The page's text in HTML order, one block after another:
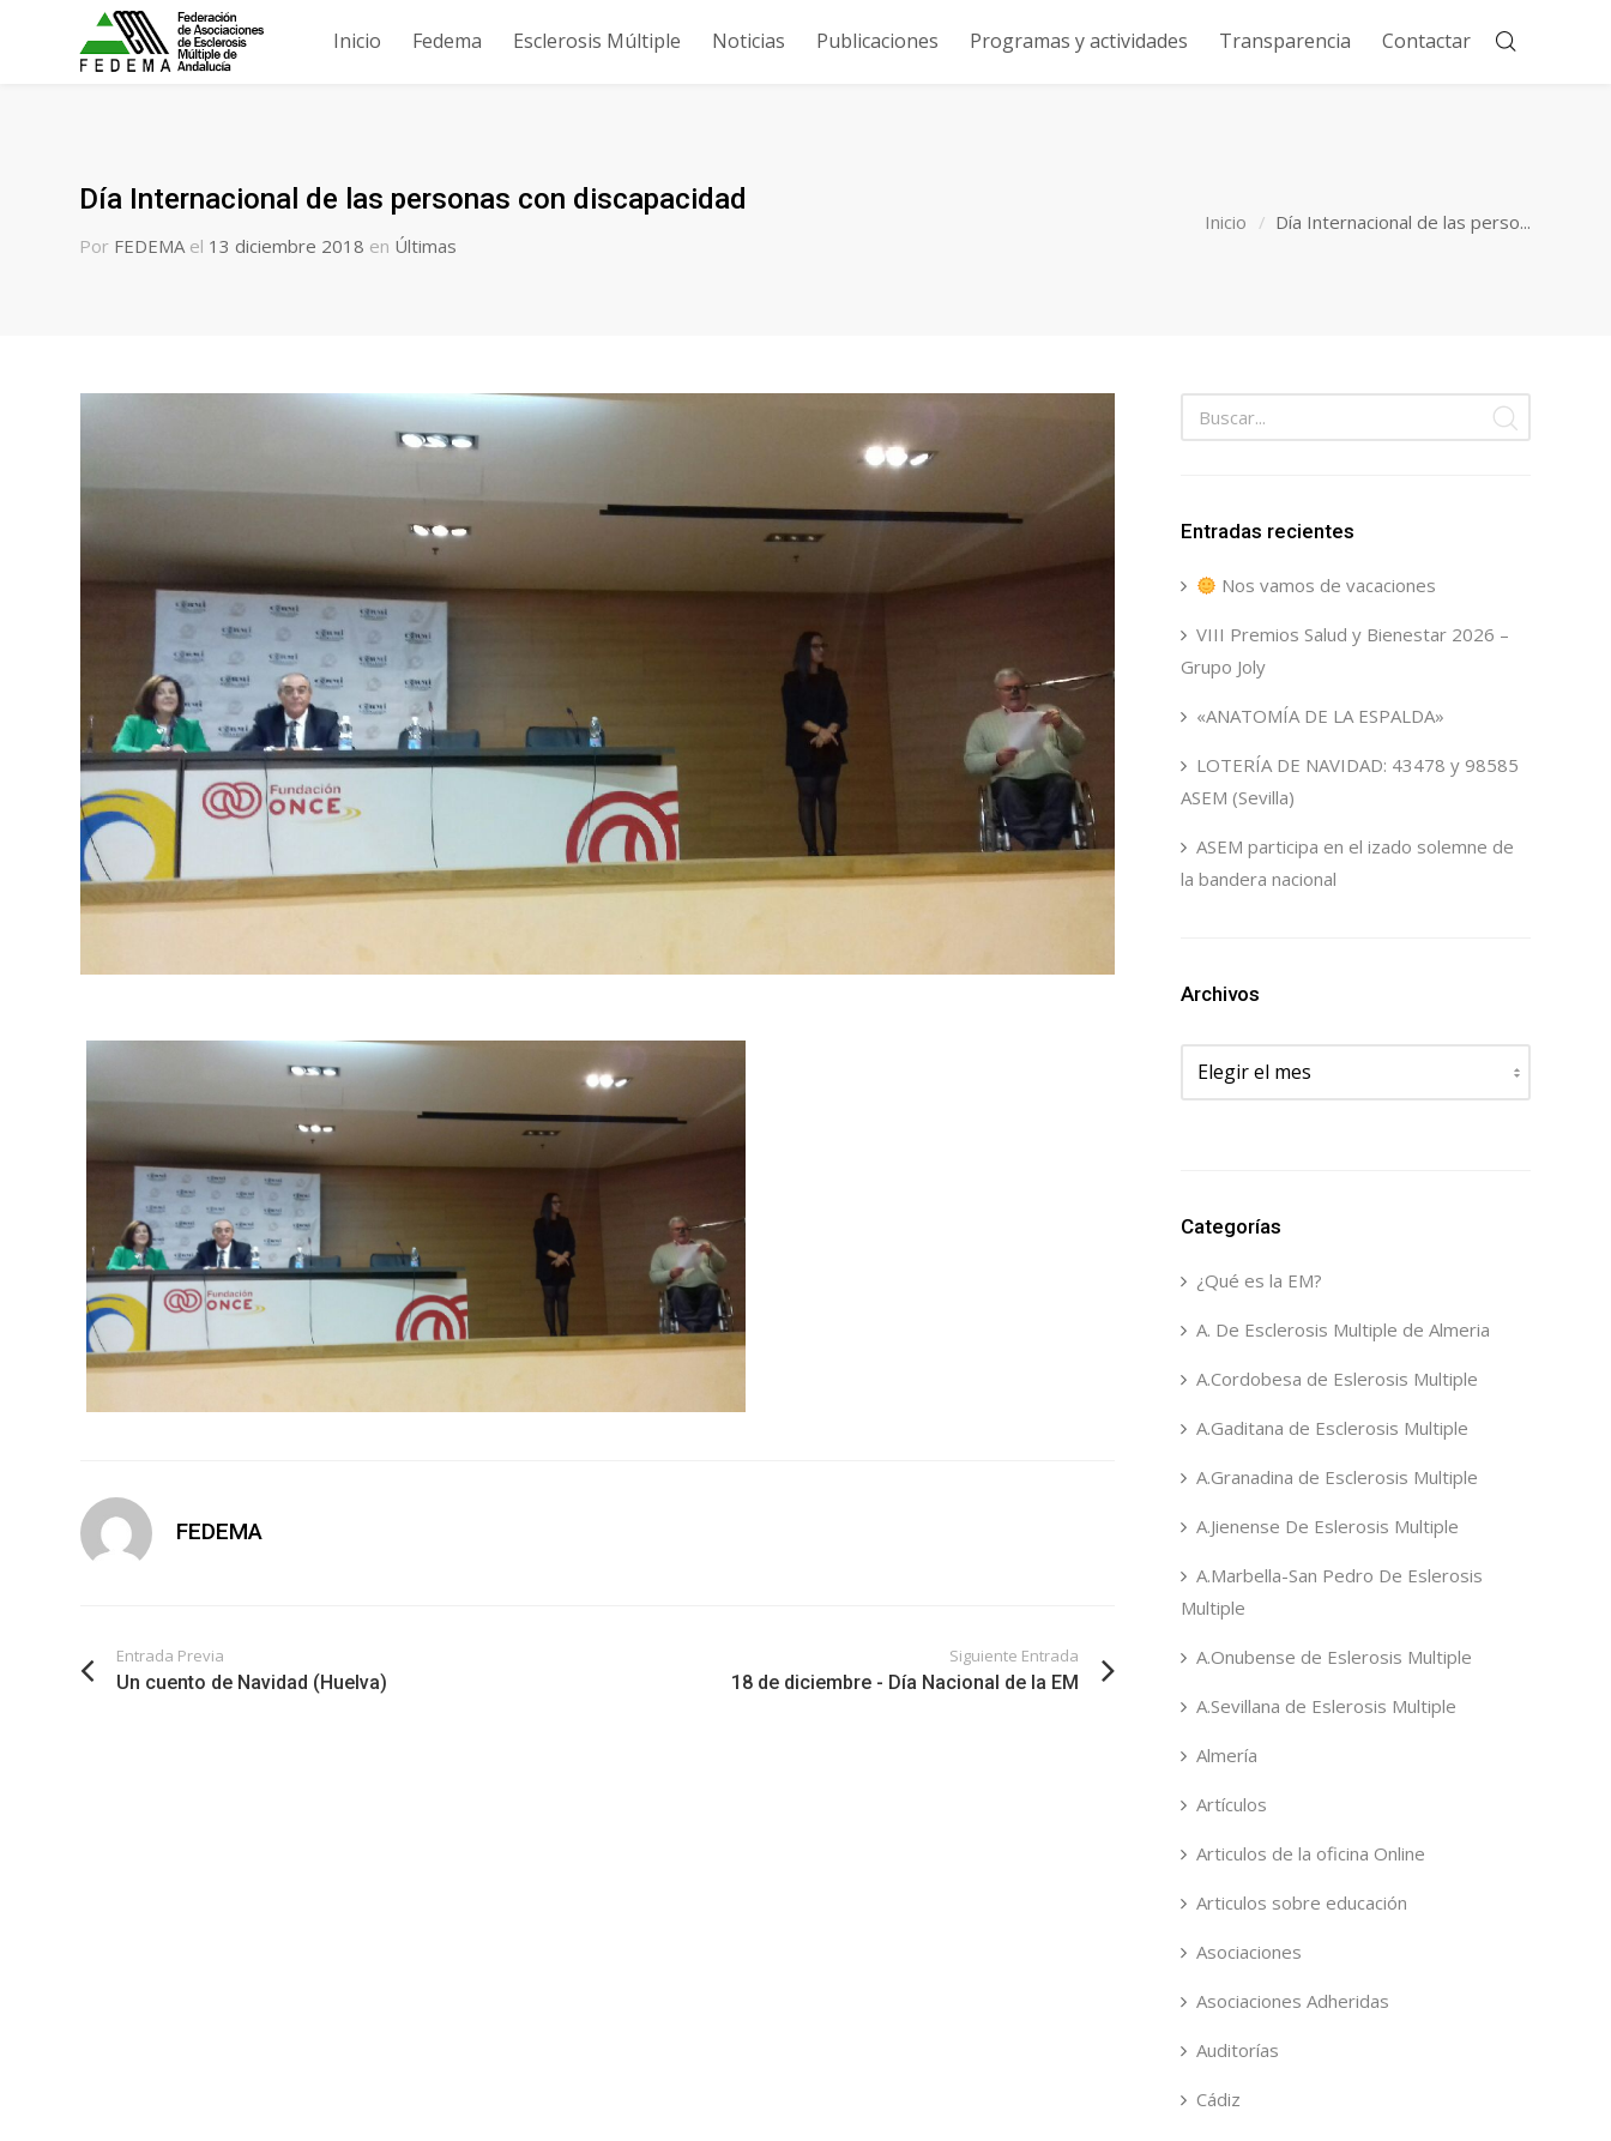
Inicio Fedema Esclerosis Múltiple Noticias Publicaciones Programas y actividades Transparencia Contactar
Día Internacional de las personas con discapacidad
Por FEDEMA el 13 diciembre 2018 en Últimas
Inicio Día Internacional de las perso...
FEDEMA
Entrada Previa
Un cuento de Navidad (Huelva)
Siguiente Entrada
18 de diciembre - Día Nacional de la EM
Entradas recientes
Nos vamos de vacaciones
VIII Premios Salud y Bienestar 2026 –
Grupo Joly
«ANATOMÍA DE LA ESPALDA»
LOTERÍA DE NAVIDAD: 43478 y 98585
ASEM (Sevilla)
ASEM participa en el izado solemne de
la bandera nacional
Archivos
Archivos
Categorías
¿Qué es la EM?
A. De Esclerosis Multiple de Almeria
A.Cordobesa de Eslerosis Multiple
A.Gaditana de Esclerosis Multiple
A.Granadina de Esclerosis Multiple
A.Jienense De Eslerosis Multiple
A.Marbella-San Pedro De Eslerosis
Multiple
A.Onubense de Eslerosis Multiple
A.Sevillana de Eslerosis Multiple
Almería
Artículos
Articulos de la oficina Online
Articulos sobre educación
Asociaciones
Asociaciones Adheridas
Auditorías
Cádiz